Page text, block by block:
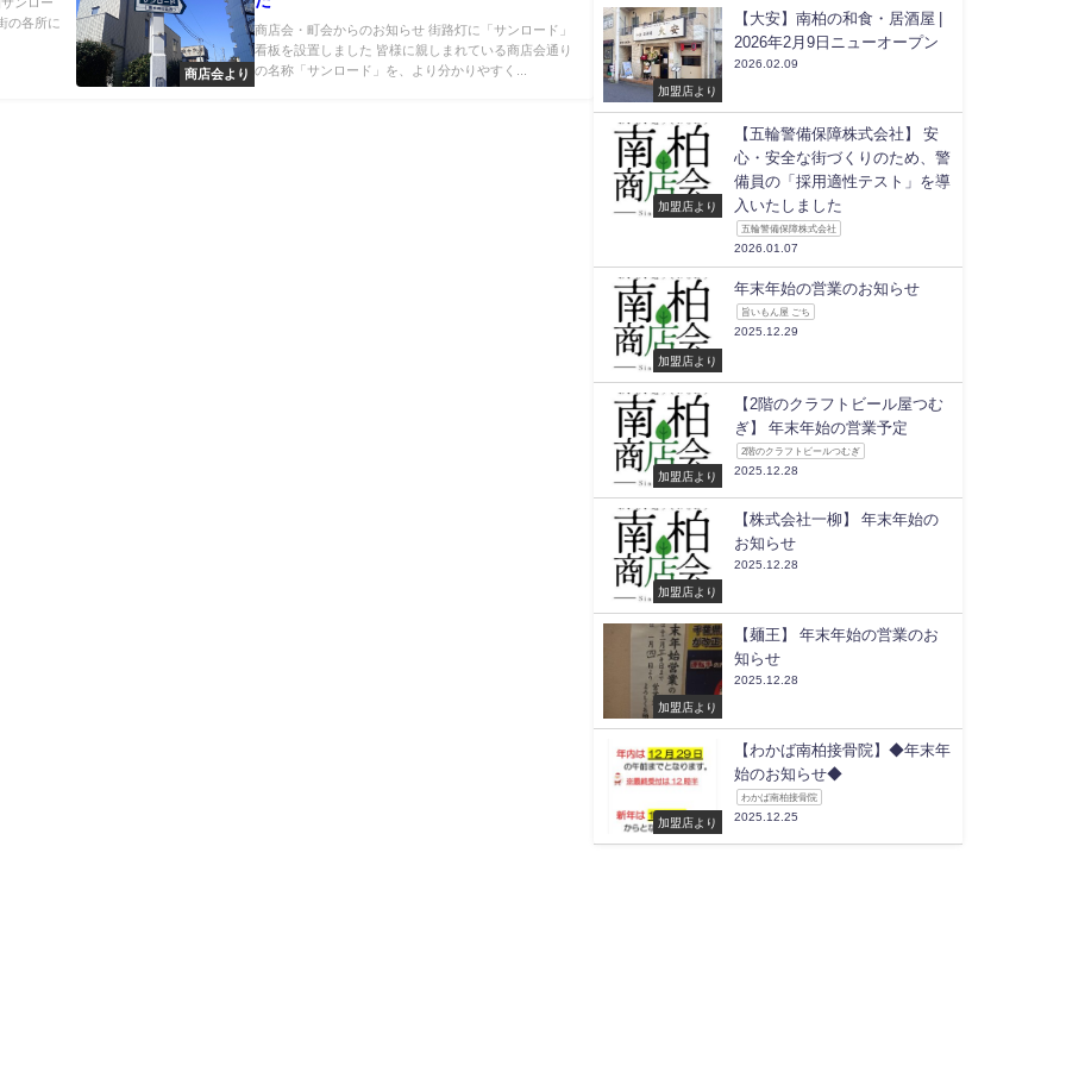
ンロー
の各所に
商店会より
商店会・町会からのお知らせ 街路灯に「サンロード」
看板を設置しました 皆様に親しまれている商店会通り
の名称「サンロード」を、より分かりやすく...
加盟店より
【大安】南柏の和食・居酒屋 |
2026年2月9日ニューオープン
2026.02.09
加盟店より
【五輪警備保障株式会社】 安
心・安全な街づくりのため、警
備員の「採用適性テスト」を導
入いたしました
五輪警備保障株式会社
2026.01.07
加盟店より
年末年始の営業のお知らせ
旨いもん屋 ごち
2025.12.29
加盟店より
【2階のクラフトビール屋つむ
ぎ】 年末年始の営業予定
2階のクラフトビールつむぎ
2025.12.28
加盟店より
【株式会社一柳】 年末年始の
お知らせ
2025.12.28
加盟店より
【麺王】 年末年始の営業のお
知らせ
2025.12.28
加盟店より
【わかば南柏接骨院】◆年末年
始のお知らせ◆
わかば南柏接骨院
2025.12.25